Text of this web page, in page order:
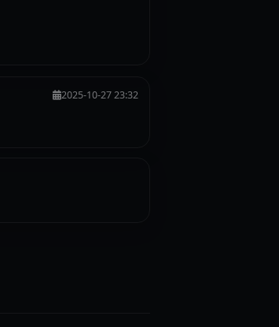
2025-10-27 23:32